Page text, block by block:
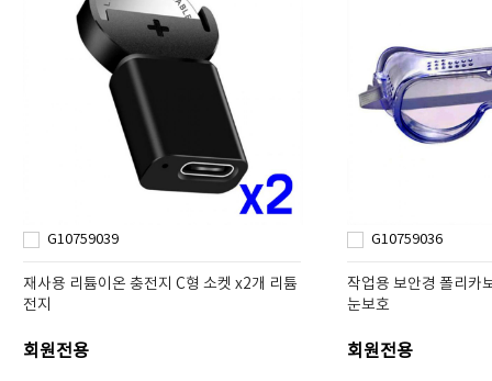
G10759039
재사용 리튬이온 충전지 C형 소켓 x2개 리튬
전지
회원전용
G10759036
작업용 보안경 폴리카
눈보호
회원전용